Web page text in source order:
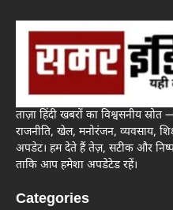
ताज़ा हिंदी खबरों का विश्वसनीय स्रोत —
राजनीति, खेल, मनोरंजन, व्यवसाय,
अपडेट। हम देते हैं तेज़, सटीक और
ताकि आप हमेशा अपडेटेड रहें।
Categories